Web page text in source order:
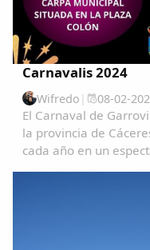
Carnavalis 2024
Wifredo | 08-02-
El Carnaval de
la provincia de
cada año en un